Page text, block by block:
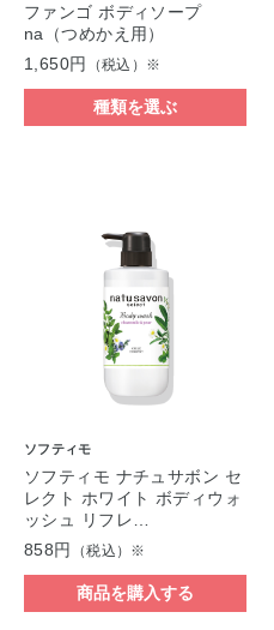
ファンゴ ボディソープ
na（つめかえ用）
1,650円
（税込）※
種類を選ぶ
ソフティモ
ソフティモ ナチュサボン セ
レクト ホワイト ボディウォ
ッシュ リフレ…
858円
（税込）※
商品を購入する